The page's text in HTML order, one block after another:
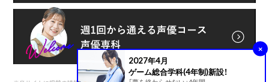
2027年4月
ゲーム総合学科(4年制)新設！
×